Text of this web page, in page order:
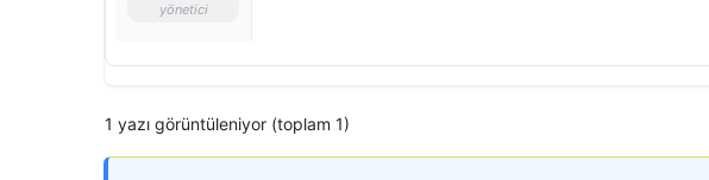
yönetici
1 yazı görüntüleniyor (toplam 1)